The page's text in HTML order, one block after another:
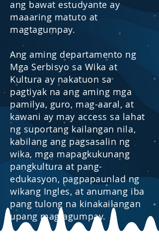
ang bawat estudyante ay
maaaring matuto at
magtagumpay.
Ang aming departamento ng
Mga Serbisyo sa Wika at
Kultura ay nakatuon sa
pagtiyak na ang aming mga
pamilya, guro, mag-aaral, at
kawani ay may access sa lahat
ng suportang kailangan nila,
kabilang ang pagsasalin ng
wika, mga mapagkukunang
pangkultura at pang-
edukasyon, pagpapaunlad ng
wikang Ingles, at anumang iba
pang tulong na kinakailangan
upang magtagumpay.